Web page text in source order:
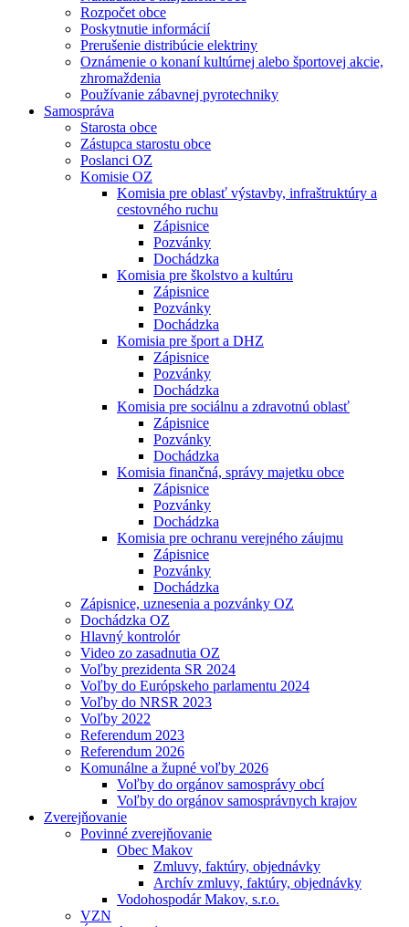
Rozpočet obce
Poskytnutie informácií
Prerušenie distribúcie elektriny
Oznámenie o konaní kultúrnej alebo športovej akcie,
zhromaždenia
Používanie zábavnej pyrotechniky
Samospráva
Starosta obce
Zástupca starostu obce
Poslanci OZ
Komisie OZ
Komisia pre oblasť výstavby, infraštruktúry a
cestovného ruchu
Zápisnice
Pozvánky
Dochádzka
Komisia pre školstvo a kultúru
Zápisnice
Pozvánky
Dochádzka
Komisia pre šport a DHZ
Zápisnice
Pozvánky
Dochádzka
Komisia pre sociálnu a zdravotnú oblasť
Zápisnice
Pozvánky
Dochádzka
Komisia finančná, správy majetku obce
Zápisnice
Pozvánky
Dochádzka
Komisia pre ochranu verejného záujmu
Zápisnice
Pozvánky
Dochádzka
Zápisnice, uznesenia a pozvánky OZ
Dochádzka OZ
Hlavný kontrolór
Video zo zasadnutia OZ
Voľby prezidenta SR 2024
Voľby do Európskeho parlamentu 2024
Voľby do NRSR 2023
Voľby 2022
Referendum 2023
Referendum 2026
Komunálne a župné voľby 2026
Voľby do orgánov samosprávy obcí
Voľby do orgánov samosprávnych krajov
Zverejňovanie
Povinné zverejňovanie
Obec Makov
Zmluvy, faktúry, objednávky
Archív zmluvy, faktúry, objednávky
Vodohospodár Makov, s.r.o.
VZN